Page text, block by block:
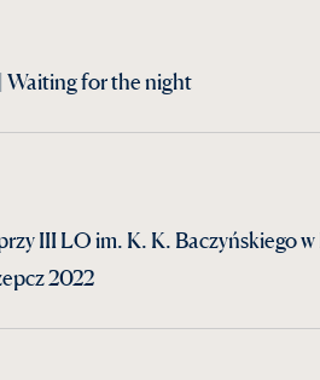
Waiting for the night
III LO im. K. K. Baczyńskiego
2022